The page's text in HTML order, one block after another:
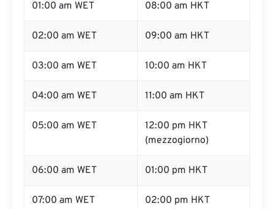
01:00 am WET 08:00 am HKT
02:00 am WET 09:00 am HKT
03:00 am WET 10:00 am HKT
04:00 am WET 11:00 am HKT
05:00 am WET
12:00 pm HKT
(mezzogiorno)
06:00 am WET 01:00 pm HKT
07:00 am WET 02:00 pm HKT